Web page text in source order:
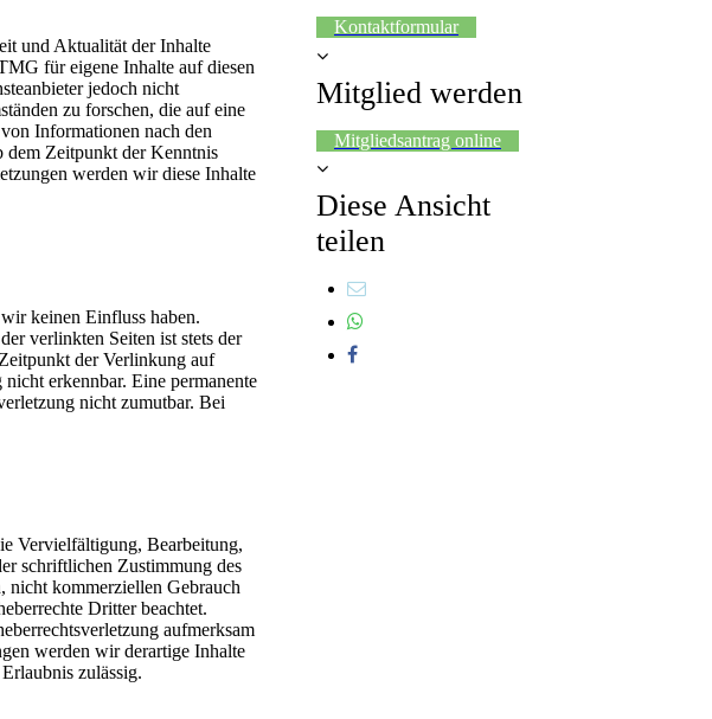
und Aktualität der Inhalte
für eigene Inhalte auf diesen
jedoch nicht
zu forschen, die auf eine
Informationen nach den
dem Zeitpunkt der Kenntnis
werden wir diese Inhalte
keinen Einfluss haben.
verlinkten Seiten ist stets der
der Verlinkung auf
erkennbar. Eine permanente
nicht zumutbar. Bei
Vervielfältigung, Bearbeitung,
schriftlichen Zustimmung des
nicht kommerziellen Gebrauch
Dritter beachtet.
aufmerksam
werden wir derartige Inhalte
zulässig.
Kontaktformular
Mitglied werden
Mitgliedsantrag online
Diese Ansicht
teilen